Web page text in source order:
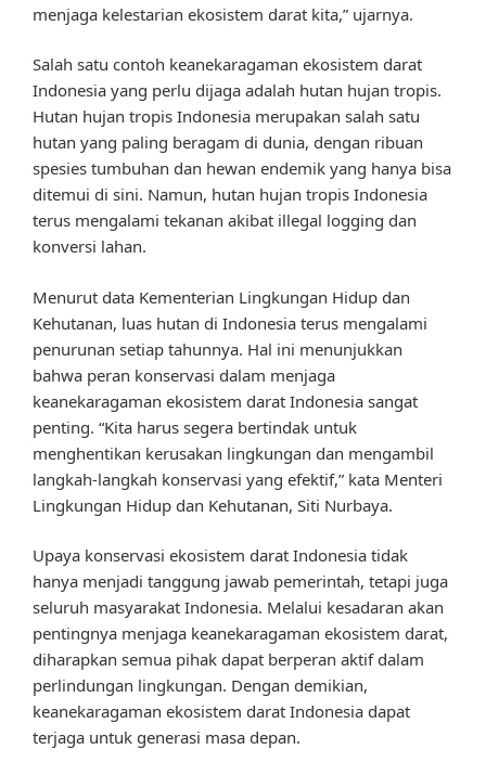
menjaga kelestarian ekosistem darat kita,” ujarnya.
Salah satu contoh keanekaragaman ekosistem darat
Indonesia yang perlu dijaga adalah hutan hujan tropis.
Hutan hujan tropis Indonesia merupakan salah satu
hutan yang paling beragam di dunia, dengan ribuan
spesies tumbuhan dan hewan endemik yang hanya bisa
ditemui di sini. Namun, hutan hujan tropis Indonesia
terus mengalami tekanan akibat illegal logging dan
konversi lahan.
Menurut data Kementerian Lingkungan Hidup dan
Kehutanan, luas hutan di Indonesia terus mengalami
penurunan setiap tahunnya. Hal ini menunjukkan
bahwa peran konservasi dalam menjaga
keanekaragaman ekosistem darat Indonesia sangat
penting. “Kita harus segera bertindak untuk
menghentikan kerusakan lingkungan dan mengambil
langkah-langkah konservasi yang efektif,” kata Menteri
Lingkungan Hidup dan Kehutanan, Siti Nurbaya.
Upaya konservasi ekosistem darat Indonesia tidak
hanya menjadi tanggung jawab pemerintah, tetapi juga
seluruh masyarakat Indonesia. Melalui kesadaran akan
pentingnya menjaga keanekaragaman ekosistem darat,
diharapkan semua pihak dapat berperan aktif dalam
perlindungan lingkungan. Dengan demikian,
keanekaragaman ekosistem darat Indonesia dapat
terjaga untuk generasi masa depan.